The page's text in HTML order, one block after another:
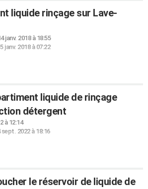
liquide rinçage sur Lave-
janv. 2018 à 18:55
janv. 2018 à 07:22
liquide de rinçage
détergent
à 12:14
sept. 2022 à 18:16
le réservoir de liquide de